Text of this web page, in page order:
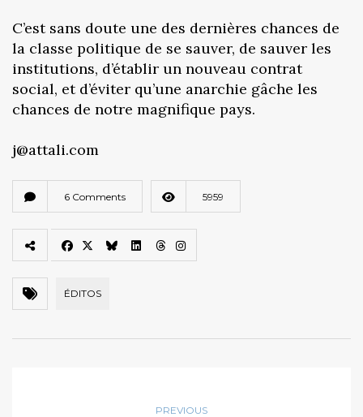
C’est sans doute une des dernières chances de
la classe politique de se sauver, de sauver les
institutions, d’établir un nouveau contrat
social, et d’éviter qu’une anarchie gâche les
chances de notre magnifique pays.
j@attali.com
6 Comments 5959
ÉDITOS
PREVIOUS